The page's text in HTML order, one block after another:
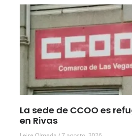
La sede de CCOO es
en Rivas